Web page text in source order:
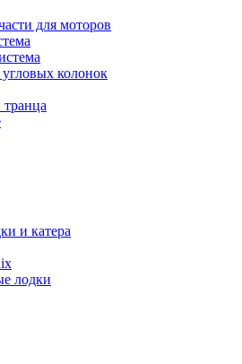
для моторов
угловых колонок
и катера
лодки